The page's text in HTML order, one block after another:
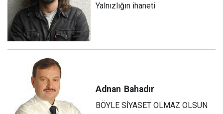
Yalnızlığın ihaneti
Adnan Bahadır
BÖYLE SİYASET OLMAZ OLSUN